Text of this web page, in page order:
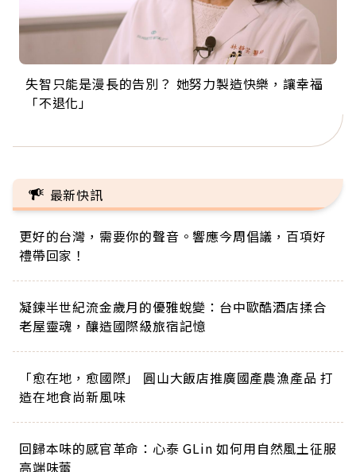
失智只能是漫長的告別？ 她努力製造快樂，讓幸福
「不退化」
來自剛果的巧克力神父 為台灣奉獻36年 「台灣是我
的家，我連作夢都講台語！」
63歲卸矽谷副總、搬回台灣找快樂！「蛋黃哥小
丑」走進安養院，逗樂上萬爺奶：退休後才開始真
104歲打破金氏世界紀錄 成為全球最年長羽球選
手，分享長壽的秘密原來是「這個」
事業巔峰他選擇追夢…黑手阿伯拉小提琴還登上小
巨蛋！連CNN都大讚！
最新快訊
更好的台灣，需要你的聲音。響應今周倡議，百項好
禮帶回家！
凝鍊半世紀流金歲月的優雅蛻變：台中歐酷酒店揉合
老屋靈魂，釀造國際級旅宿記憶
「愈在地，愈國際」 圓山大飯店推廣國產農漁產品 打
造在地食尚新風味
回歸本味的感官革命：心泰 GLin 如何用自然風土征服
高端味蕾